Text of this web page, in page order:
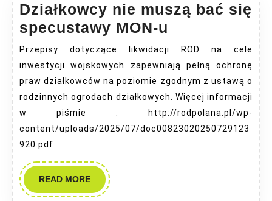
Działkowcy nie muszą bać się
specustawy MON-u
nie
muszą
bać
się
specustawy
MON-
Przepisy dotyczące likwidacji ROD na cele
inwestycji wojskowych zapewniają pełną ochronę
praw działkowców na poziomie zgodnym z ustawą o
rodzinnych ogrodach działkowych. Więcej informacji
w piśmie : http://rodpolana.pl/wp-
content/uploads/2025/07/doc00823020250729123
920.pdf
READ MOREREAD
MORE